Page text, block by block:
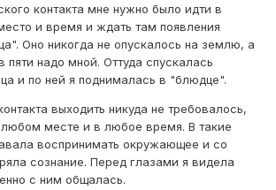
контакта мне нужно было идти в
и время и ждать там появления
Оно никогда не опускалось на землю, а
пяти надо мной. Оттуда спускалась
и по ней я поднималась в "блюдце".
выходить никуда не требовалось,
любом месте и в любое время. В такие
воспринимать окружающее и со
сознание. Перед глазами я видела
с ним общалась.